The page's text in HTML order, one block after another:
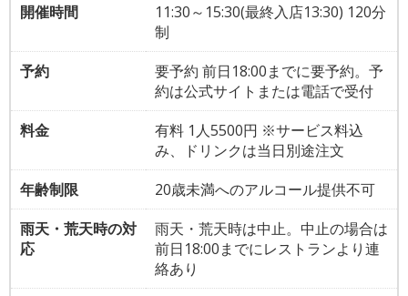
開催時間
11:30～15:30(最終入店13:30) 120分
制
予約
要予約 前日18:00までに要予約。予
約は公式サイトまたは電話で受付
料金
有料 1人5500円 ※サービス料込
み、ドリンクは当日別途注文
年齢制限
20歳未満へのアルコール提供不可
雨天・荒天時の対
応
雨天・荒天時は中止。中止の場合は
前日18:00までにレストランより連
絡あり